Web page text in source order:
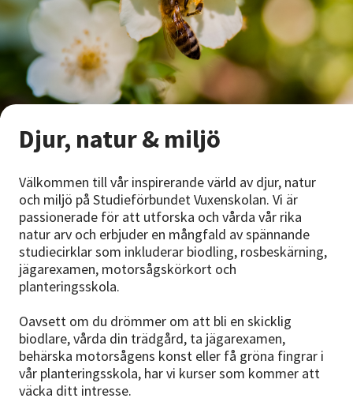
Om SV
Starta studiecirkel
Cirkelledare
Nyheter
Avdelningar
Lyssna
Djur, natur & miljö
Välkommen till vår inspirerande värld av djur, natur
och miljö på Studieförbundet Vuxenskolan. Vi är
passionerade för att utforska och vårda vår rika
natur arv och erbjuder en mångfald av spännande
studiecirklar som inkluderar biodling, rosbeskärning,
jägarexamen, motorsågskörkort och
planteringsskola.
Oavsett om du drömmer om att bli en skicklig
biodlare, vårda din trädgård, ta jägarexamen,
behärska motorsågens konst eller få gröna fingrar i
vår planteringsskola, har vi kurser som kommer att
väcka ditt intresse.